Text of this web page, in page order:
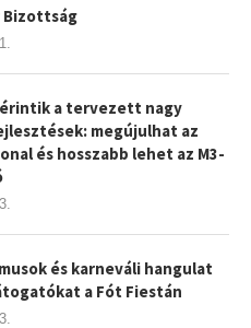
a tervezett nagy
megújulhat az
és hosszabb lehet az M3-
és karneváli hangulat
a Fót Fiestán